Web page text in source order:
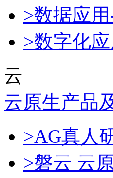
>数据应
>数字化
云
云原生产品
>AG真人
>磐云 云